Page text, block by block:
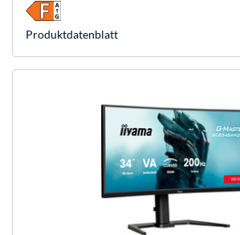
Produkt­datenblatt